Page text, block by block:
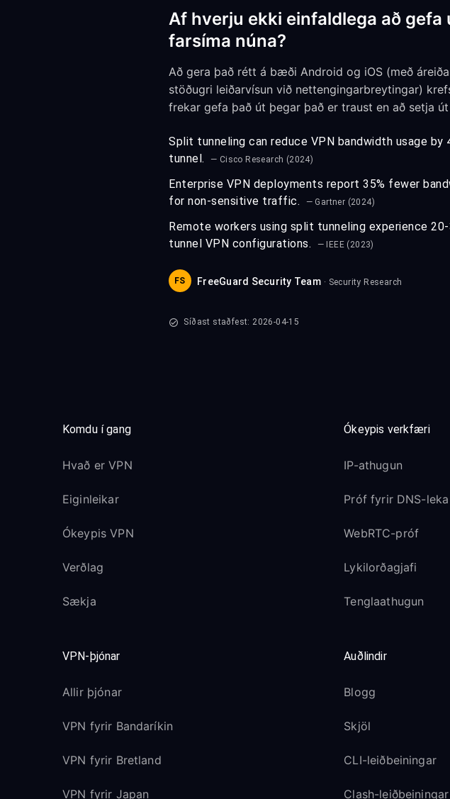
Af hverju ekki einfaldlega að
farsíma núna?
Að gera það rétt á bæði Android og iOS (með
stöðugri leiðarvísun við nettengingarbreytingar)
frekar gefa það út þegar það er traust en að setja
Split tunneling can reduce VPN bandwidth usage
tunnel.
— Cisco Research (2024)
Enterprise VPN deployments report 35% fewer
for non-sensitive traffic.
— Gartner (2024)
Remote workers using split tunneling experience
tunnel VPN configurations.
— IEEE (2023)
FS FreeGuard Security Team · Security Research
Síðast staðfest: 2026-04-15
Komdu í gang
Hvað er VPN
Eiginleikar
Ókeypis VPN
Verðlag
Sækja
Ókeypis verkfæri
IP-athugun
Próf fyrir DNS-leka
WebRTC-próf
Lykilorðagjafi
Tenglaathugun
VPN-þjónar
Allir þjónar
VPN fyrir Bandaríkin
VPN fyrir Bretland
VPN fyrir Japan
Auðlindir
Blogg
Skjöl
CLI-leiðbeiningar
Clash-leiðbeiningar